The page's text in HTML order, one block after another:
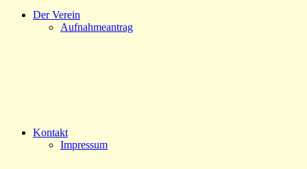
Der Verein
Aufnahmeantrag
Kontakt
Impressum